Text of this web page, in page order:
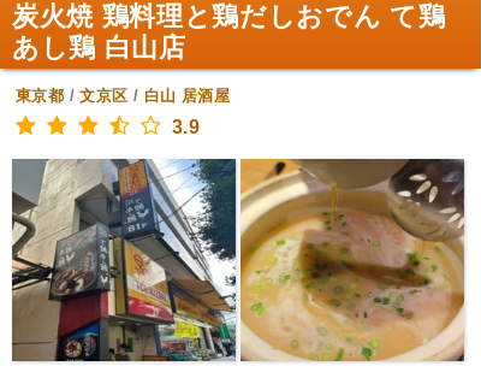
炭火焼 鶏料理と鶏だしおでん て鶏
あし鶏 白山店
東京都 /文京区 / 白山 居酒屋
3.9